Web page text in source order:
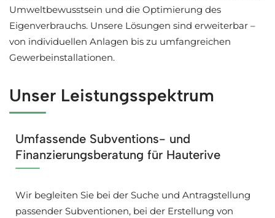
Umweltbewusstsein und die Optimierung des
Eigenverbrauchs. Unsere Lösungen sind erweiterbar –
von individuellen Anlagen bis zu umfangreichen
Gewerbeinstallationen.
Unser Leistungsspektrum
Umfassende Subventions- und
Finanzierungsberatung für Hauterive
Wir begleiten Sie bei der Suche und Antragstellung
passender Subventionen, bei der Erstellung von